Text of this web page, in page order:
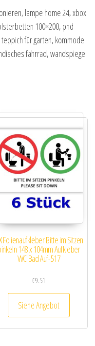
lampe home 24, xbox
100×200, phd
für garten, kommode
fahrrad, wandspiegel
Folienaufkleber Bitte im Sitzen
148 x 104mm Aufkleber
WC Bad Auf-517
€9.51
Siehe Angebot